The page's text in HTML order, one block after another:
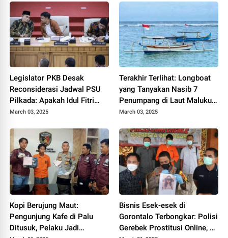
Legislator PKB Desak
Reconsiderasi Jadwal PSU
Pilkada: Apakah Idul Fitri
akan Terpengaruh?
March 03, 2025
Terakhir Terlihat: Longboat
yang Tanyakan Nasib 7
Penumpang di Laut Maluku
Utara
March 03, 2025
Kopi Berujung Maut:
Pengunjung Kafe di Palu
Ditusuk, Pelaku Jadi
Bisnis Esek-esek di
Gorontalo Terbongkar: Polisi
Gerebek Prostitusi Online, 4